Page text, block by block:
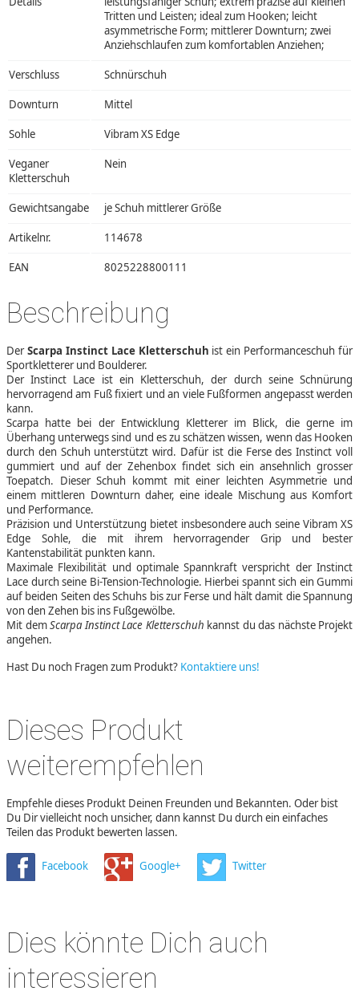
Tritten und Leisten; ideal zum Hooken; leicht
asymmetrische Form; mittlerer Downturn; zwei
Anziehschlaufen zum komfortablen Anziehen;
Verschluss Schnürschuh
Downturn Mittel
Sohle Vibram XS Edge
Veganer
Kletterschuh
Nein
Gewichtsangabe je Schuh mittlerer Größe
Artikelnr. 114678
EAN 8025228800111
Beschreibung
DerScarpa Instinct Lace Kletterschuh ist ein Performanceschuh für
Sportkletterer und Boulderer.
Der Instinct Lace ist ein Kletterschuh, der durch seine Schnürung
hervorragend am Fuß fixiert und an viele Fußformen angepasst werden
kann.
Scarpa hatte bei der Entwicklung Kletterer im Blick, die gerne im
Überhang unterwegs sind und es zu schätzen wissen, wenn das Hooken
durch den Schuh unterstützt wird. Dafür ist die Ferse des Instinct voll
gummiert und auf der Zehenbox findet sich ein ansehnlich grosser
Toepatch. Dieser Schuh kommt mit einer leichten Asymmetrie und
einem mittleren Downturn daher, eine ideale Mischung aus Komfort
und Performance.
Präzision und Unterstützung bietet insbesondere auch seine Vibram XS
Edge Sohle, die mit ihrem hervorragender Grip und bester
Kantenstabilität punkten kann.
Maximale Flexibilität und optimale Spannkraft verspricht der Instinct
Lace durch seine Bi-Tension-Technologie. Hierbei spannt sich ein Gummi
auf beiden Seiten des Schuhs bis zur Ferse und hält damit die Spannung
von den Zehen bis ins Fußgewölbe.
Mit demScarpa Instinct Lace Kletterschuh kannst du das nächste Projekt
angehen.
Hast Du noch Fragen zum Produkt? Kontaktiere uns!
Dieses Produkt
weiterempfehlen
Empfehle dieses Produkt Deinen Freunden und Bekannten. Oder bist
Du Dir vielleicht noch unsicher, dann kannst Du durch ein einfaches
Teilen das Produkt bewerten lassen.
Facebook Google+ Twitter
Dies könnte Dich auch
interessieren